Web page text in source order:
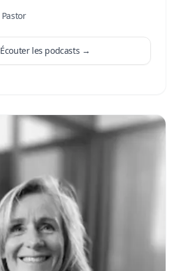
dans l’apprentissage. Ses
sur l’apprentissage de
aussi ça te questionne, rejoins-
épisode. Bonne écoute !…
Écouter les podcasts →